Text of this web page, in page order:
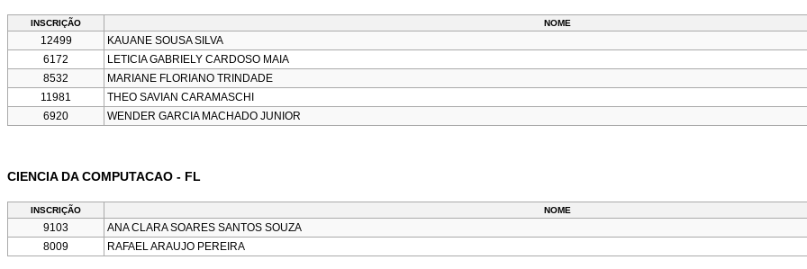
INSCRIÇÃO NOME
12499 KAUANE SOUSA SILVA
6172
LETICIA GABRIELY CARDOSO MAIA
8532
MARIANE FLORIANO TRINDADE
11981
THEO SAVIAN CARAMASCHI
6920
WENDER GARCIA MACHADO JUNIOR
CIENCIA DA COMPUTACAO - FL
INSCRIÇÃO NOME
9103 ANA CLARA SOARES SANTOS SOUZA
8009
RAFAEL ARAUJO PEREIRA